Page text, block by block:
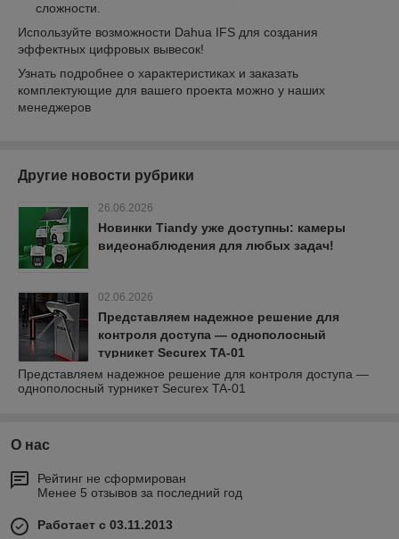
сложности.
Используйте возможности Dahua IFS для создания
эффектных цифровых вывесок!
Узнать подробнее о характеристиках и заказать
комплектующие для вашего проекта можно у наших
менеджеров
Другие новости рубрики
26.06.2026
Новинки Tiandy уже доступны: камеры
видеонаблюдения для любых задач!
02.06.2026
Представляем надежное решение для
контроля доступа — однополосный
турникет Securex TA-01
Представляем надежное решение для контроля доступа —
однополосный турникет Securex TA-01
О нас
Рейтинг не сформирован
Менее 5 отзывов за последний год
Работает с 03.11.2013